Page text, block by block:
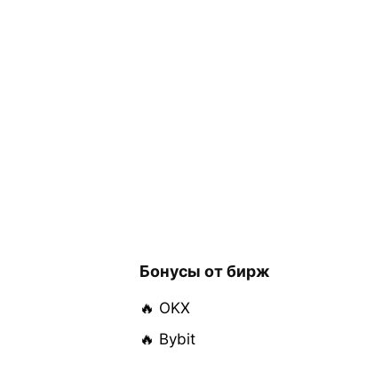
Бонусы от бирж
🔥 OKX
🔥 Bybit